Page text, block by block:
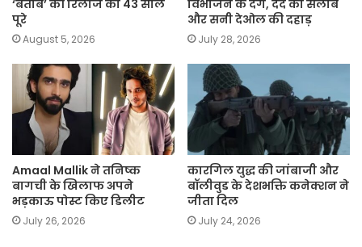
‘बेताब’ की रिलीज को 43 साल
पूरे
August 5, 2026
विभाजन के दंगे, दर्द का सैलाब
और सनी देओल की दहाड़
July 28, 2026
Amaal Mallik ने तनिष्क
बागची के खिलाफ अपने
भड़काऊ पोस्ट किए डिलीट
July 26, 2026
कारगिल युद्ध की जांबाजी और
बॉलीवुड के देशभक्ति कनेक्शन ने
जीता दिल
July 24, 2026